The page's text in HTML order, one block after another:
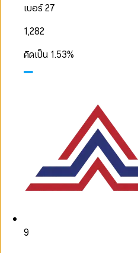
เบอร์ 27
1,282
คิดเป็น 1.53%
9